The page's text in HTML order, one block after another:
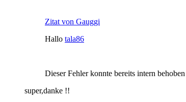
Zitat von Gauggi
Hallo tala86
Dieser Fehler konnte bereits intern
super,danke !!